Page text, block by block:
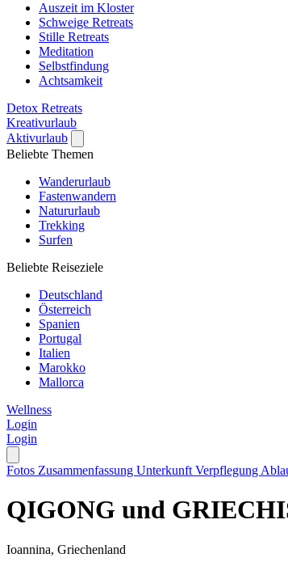
Auszeit im Kloster
Schweige Retreats
Stille Retreats
Meditation
Selbstfindung
Achtsamkeit
Detox Retreats
Kreativurlaub
Aktivurlaub
Beliebte Themen
Wanderurlaub
Fastenwandern
Natururlaub
Trekking
Surfen
Beliebte Reiseziele
Deutschland
Österreich
Spanien
Portugal
Italien
Marokko
Mallorca
Wellness
Login
Login
Fotos Zusammenfassung Unterkunft Verpflegung
QIGONG und
Ioannina, Griechenland